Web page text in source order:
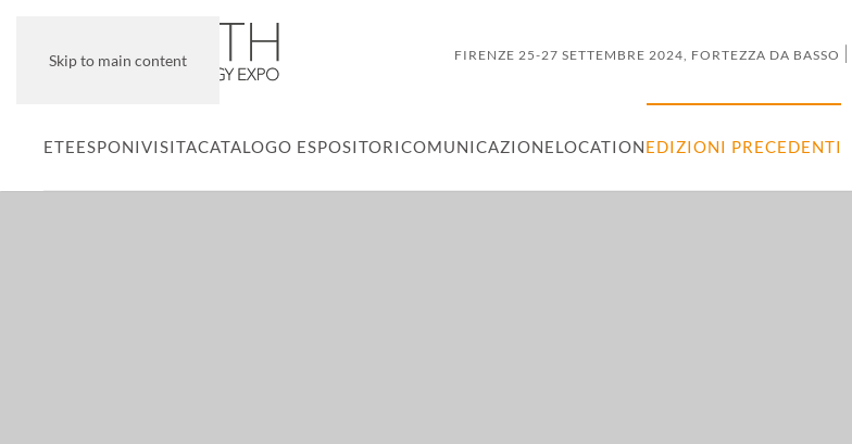
Skip to main content FIRENZE 25-27 SETTEMBRE 2024, FORTEZZA DA BASSO |
ETEESPONIVISITACATALOGO ESPOSITORICOMUNICAZIONELOCATIONEDIZIONI PRECEDENTI